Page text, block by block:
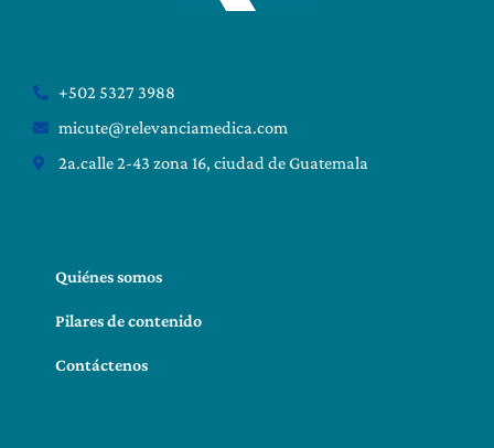
+502 5327 3988
micute@relevanciamedica.com
2a.calle 2-43 zona 16, ciudad de Guatemala
Quiénes somos
Pilares de contenido
Contáctenos